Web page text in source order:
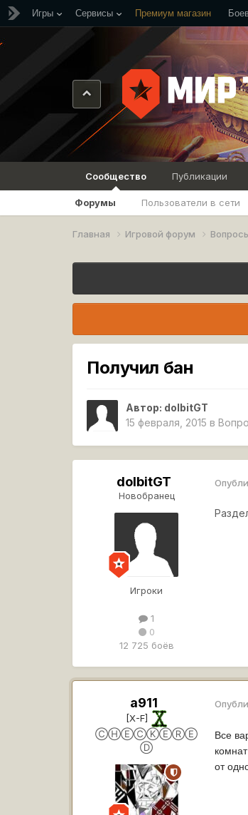
Игры Сервисы Премиум магазин
Сообщество
Форумы Пользователи в сети
Публикации
Главная Игровой форум
Получил бан
Автор: dolbitGT
15 февраля, 2015 в
dolbitGT
Новобранец
Игроки
1
0
12 725 боёв
a911
[X-F]
ⒸⒽⒺⒸⓀⒺⓇⒺ
Ⓓ
Все
от